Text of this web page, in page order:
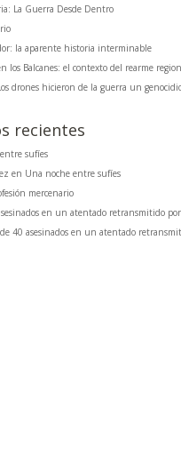
La Guerra Desde Dentro
la aparente historia interminable
los Balcanes: el contexto del rearme
drones hicieron de la guerra un
recientes
sufíes
en Una noche entre sufíes
mercenario
en un atentado retransmitido por
de 40 asesinados en un atentado